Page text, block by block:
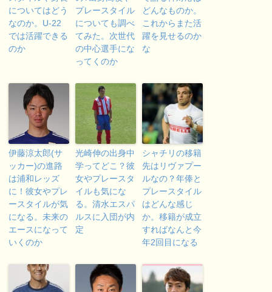
についてはどう
なのか。U-22
では活躍できる
のか
プレースタイル
についても調べ
てみた。次世代
の中心選手にな
ってくのか
どんなものか。
これからまた活
躍を見せるのか
な
伊藤涼太郎(サ
ッカー)の進路
は浦和レッズ
に！彼女やプレ
ースタイルが気
になる。未来の
エースになって
いくのか
光崎伸の出身中
学ってどこ？彼
女やプレースタ
イルも気にな
る。清水エスパ
ルスに入団が内
定
シャチリの移籍
先はリヴァプー
ルなの？年俸と
プレースタイル
はどんな感じ
か。移籍が成立
すればなんと今
年2回目になる